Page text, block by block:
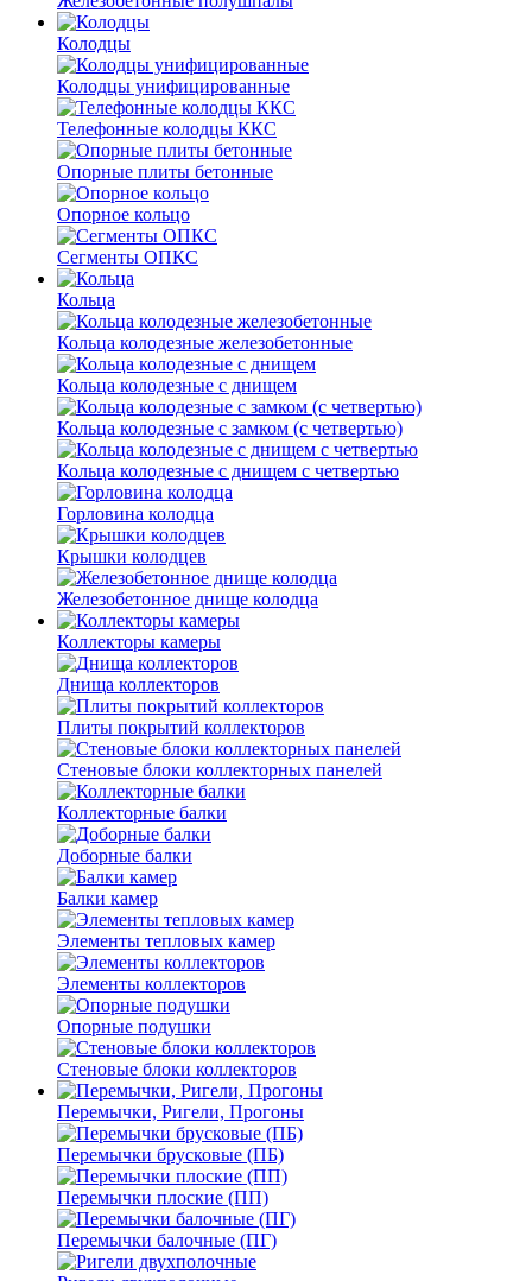
Колодцы
Колодцы унифицированные
Телефонные колодцы ККС
Опорные плиты бетонные
Опорное кольцо
Сегменты ОПКС
Кольца
Кольца колодезные железобетонные
Кольца колодезные с днищем
Кольца колодезные с замком (с четвертью)
Кольца колодезные с днищем с четвертью
Горловина колодца
Крышки колодцев
Железобетонное днище колодца
Коллекторы камеры
Днища коллекторов
Плиты покрытий коллекторов
Стеновые блоки коллекторных панелей
Коллекторные балки
Доборные балки
Балки камер
Элементы тепловых камер
Элементы коллекторов
Опорные подушки
Стеновые блоки коллекторов
Перемычки, Ригели, Прогоны
Перемычки брусковые (ПБ)
Перемычки плоские (ПП)
Перемычки балочные (ПГ)